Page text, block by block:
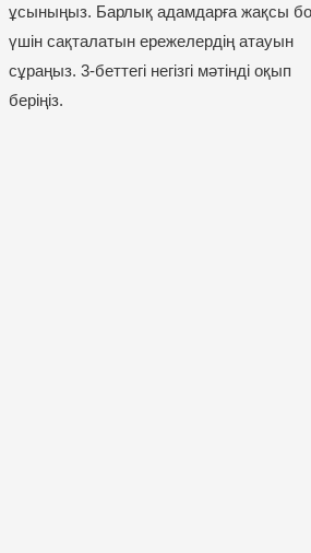
ұсыныңыз. Барлық адамдарға жақсы
үшін сақталатын ережелердің атауын
сұраңыз. 3-беттегі негізгі мәтінді оқып
беріңіз.